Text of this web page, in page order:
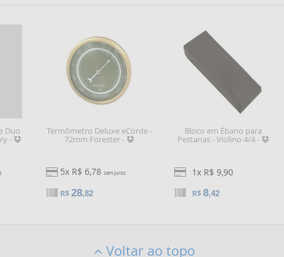
Duo
-
Termômetro Deluxe eCorde -
72mm Forester -
5x R$ 6,78 sem juros
R$28,82
Bloco em Ébano para
Pestanas - Violino 4/4 -
1x R$ 9,90
R$8,42
Voltar ao topo